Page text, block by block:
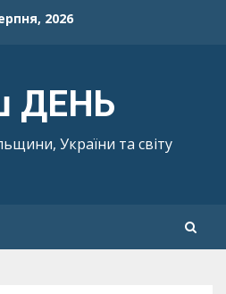
2026
ДЕНЬ
України та світу